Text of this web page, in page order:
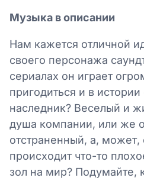
Музыка в описании
Нам кажется отличной
своего персонажа
сериалах он играет
пригодиться и в
наследник? Веселый и
душа компании, или же
отстраненный, а, может,
происходит что-то
зол на мир? Подумайте,